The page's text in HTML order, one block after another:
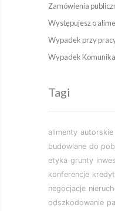
Zamówienia
Występujesz o
Wypadek przy
Wypadek
Tagi
alimenty autorskie
budowlane do
etyka grunty
konferencje kredyt
negocjacje
odszkodowanie